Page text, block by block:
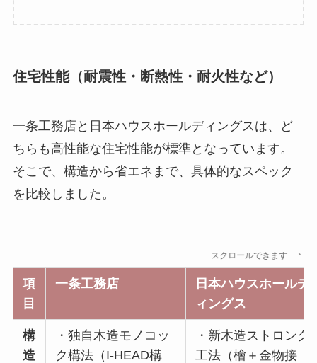
住宅性能（耐震性・断熱性・耐火性など）
一条工務店と日本ハウスホールディングスは、ど
ちらも高性能な住宅性能が標準となっています。
そこで、構造から省エネまで、具体的なスペック
を比較しました。
スクロールできます
項
目
一条工務店
日本ハウスホールデ
ィングス
構
造
・独自木造モノコッ
ク構法（I-HEAD構
・新木造ストロング
工法（檜＋金物接